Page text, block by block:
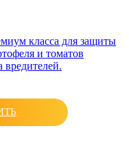
класса для защиты
и томатов
вредителей.